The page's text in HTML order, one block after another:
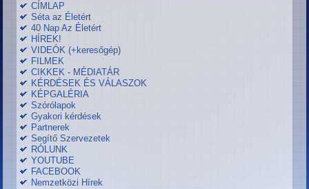
CÍMLAP
Séta az Életért
40 Nap Az Életért
HÍREK!
VIDEÓK (+keresőgép)
FILMEK
CIKKEK - MÉDIATÁR
KÉRDÉSEK ÉS VÁLASZOK
KÉPGALÉRIA
Szórólapok
Gyakori kérdések
Partnerek
Segítő Szervezetek
RÓLUNK
YOUTUBE
FACEBOOK
Nemzetközi Hírek